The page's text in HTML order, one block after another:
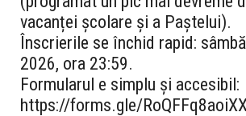
vacanței școlare și a Paștelui).
Înscrierile se închid rapid:
2026, ora 23:59.
Formularul e simplu și accesibil:
https://forms.gle/